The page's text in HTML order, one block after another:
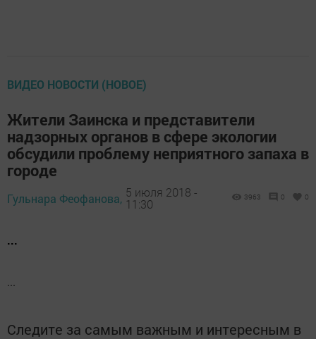
ВИДЕО НОВОСТИ (НОВОЕ)
Жители Заинска и представители
надзорных органов в сфере экологии
обсудили проблему неприятного запаха в
городе
Гульнара Феофанова, 5 июля 2018 -
11:30
3963 0 0
...
...
Следите за самым важным и интересным в